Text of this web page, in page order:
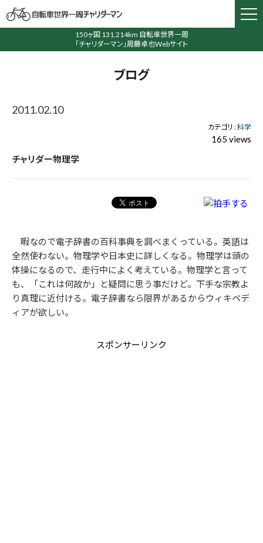
150ヶ国 131,214km 自転車世界一周
「チャリダーマン」周藤卓也Webサイト
ブログ
2011.02.10
カテゴリ :科学
165 views
チャリダー物理学
暇なので電子辞書の百科事典を調べまくっている。英語は
全然使わない。物理学や日本史に詳しくなる。物理学は頭の
体操になるので、走行中によく考えている。物理学と言って
も、「これは何故か」と疑問に思う事だけど。下手な宗教よ
り真理に近付ける。電子辞書なら限界があるからウィキペデ
ィアが欲しい。
スポンサーリンク